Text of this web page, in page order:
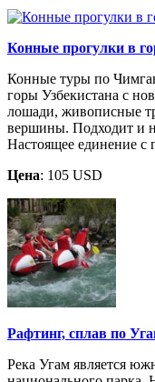
Конные прогулки в
Конные туры по
горы Узбекистана с
лошади, живописные
вершины. Подходит и
Настоящее единение с
Цена: 105 USD
Рафтинг, сплав по
Река Угам является